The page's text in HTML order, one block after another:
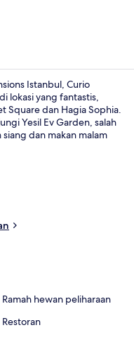
Istanbul, Curio
lokasi yang fantastis,
Square dan Hagia Sophia.
Yesil Ev Garden, salah
dan makan malam
traveler menyukai staf dan
umum: Stasiun
Cemberlitas berjarak 9
Ramah hewan peliharaan
Restoran